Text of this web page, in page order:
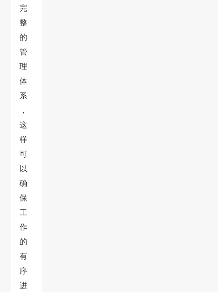
完
整
的
管
理
体
系
，
这
样
可
以
确
保
工
作
的
有
序
进